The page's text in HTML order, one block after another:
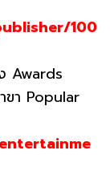
100
Awards
า Popular